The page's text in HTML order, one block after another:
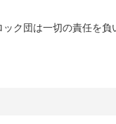
ク団は一切の責任を負